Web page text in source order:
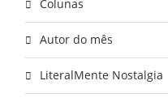
Colunas
Autor do mês
LiteralMente Nostalgia